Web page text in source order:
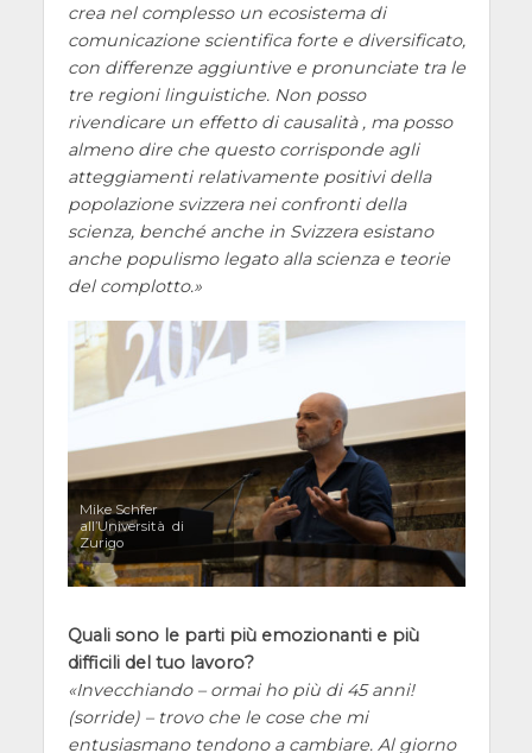
crea nel complesso un ecosistema di
comunicazione scientifica forte e diversificato,
con differenze aggiuntive e pronunciate tra le
tre regioni linguistiche. Non posso
rivendicare un effetto di causalità , ma posso
almeno dire che questo corrisponde agli
atteggiamenti relativamente positivi della
popolazione svizzera nei confronti della
scienza, benché anche in Svizzera esistano
anche populismo legato alla scienza e teorie
del complotto.
Mike Schfer
all’Università di
Zurigo
Quali sono le parti più emozionanti e più
difficili del tuo lavoro?
Invecchiando – ormai ho più di 45 anni!
(sorride) – trovo che le cose che mi
entusiasmano tendono a cambiare. Al giorno